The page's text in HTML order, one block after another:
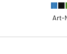
Art-